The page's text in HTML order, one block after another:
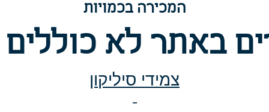
המכירה בכמויות
באתר לא
צמידי סיליקון
-